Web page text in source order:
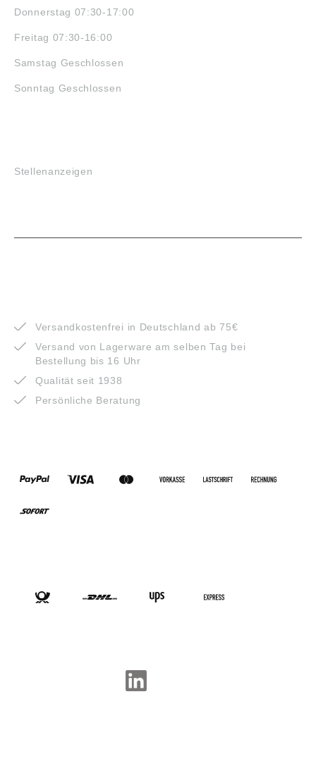
Donnerstag 07:30-17:00
Freitag 07:30-16:00
Samstag Geschlossen
Sonntag Geschlossen
Stellenanzeigen
Versandkostenfrei in Deutschland ab 75€
Versand von Lagerware am selben Tag bei
Bestellung bis 16 Uhr
Qualität seit 1938
Persönliche Beratung